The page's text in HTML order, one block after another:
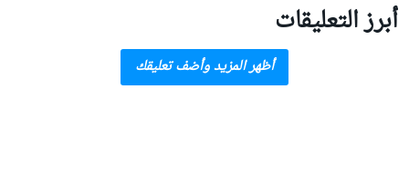
أبرز التعليقات
أظهر المزيد وأضف تعليقك